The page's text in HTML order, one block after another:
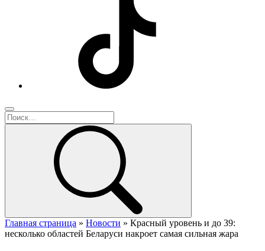
Главная страница » Новости » Красный уровень и до 39:
несколько областей Беларуси накроет самая сильная жара